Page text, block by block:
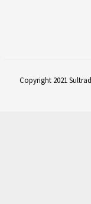
Copyright 2021